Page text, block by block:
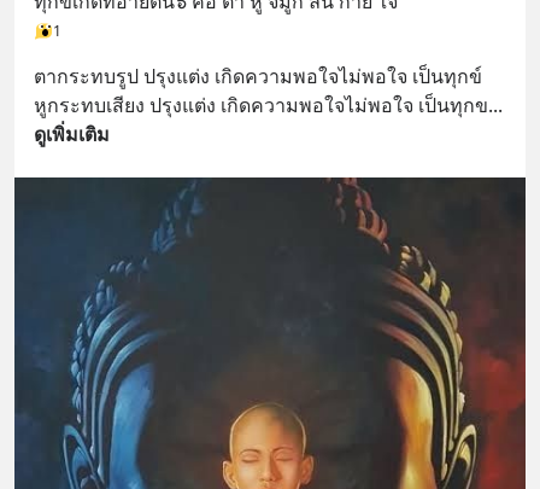
1
ตากระทบรูป ปรุงแต่ง เกิดความพอใจไม่พอใจ เป็นทุกข์
หูกระทบเสียง ปรุงแต่ง เกิดความพอใจไม่พอใจ เป็นทุกข
ดูเพิ่มเติม